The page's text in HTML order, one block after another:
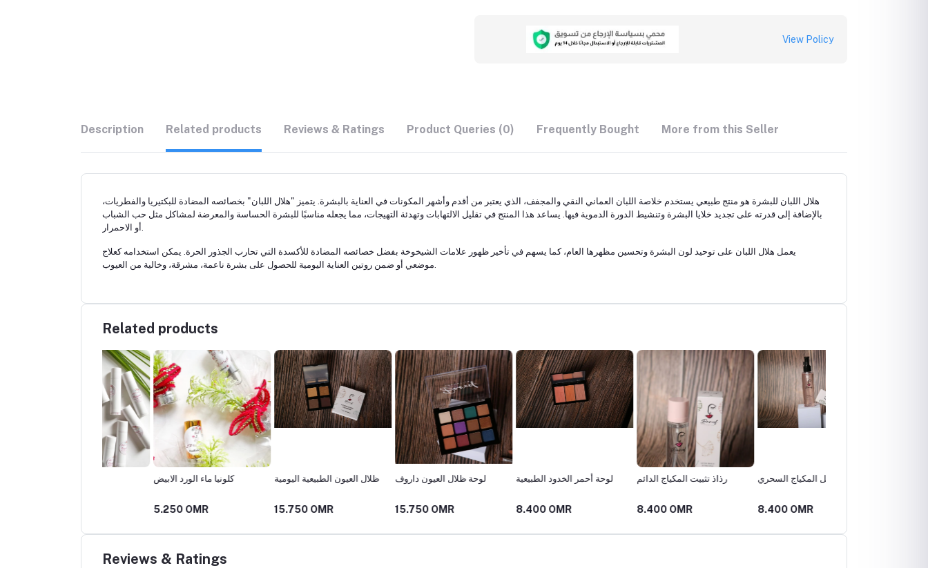
View Policy
Description Related products Reviews & Ratings Product Queries (0) Frequently Bought More from this Seller
هلال اللبان للبشرة هو منتج طبيعي يستخدم خلاصة اللبان العماني النقي والمجفف، الذي يعتبر من أقدم وأشهر المكونات في العناية بالبشرة. يتميز "هلال اللبان" بخصائصه المضادة للبكتيريا والفطريات،
بالإضافة إلى قدرته على تجديد خلايا البشرة وتنشيط الدورة الدموية فيها. يساعد هذا المنتج في تقليل الالتهابات وتهدئة التهيجات، مما يجعله مناسبًا للبشرة الحساسة والمعرضة لمشاكل مثل حب الشباب
أو الاحمرار.
يعمل هلال اللبان على توحيد لون البشرة وتحسين مظهرها العام، كما يسهم في تأخير ظهور علامات الشيخوخة بفضل خصائصه المضادة للأكسدة التي تحارب الجذور الحرة. يمكن استخدامه كعلاج
موضعي أو ضمن روتين العناية اليومية للحصول على بشرة ناعمة، مشرقة، وخالية من العيوب.
Related products
كلونيا ماء الورد الابيض
5.250 OMR
ظلال العيون الطبيعية اليومية
15.750 OMR
لوحة ظلال العيون داروف
15.750 OMR
لوحة أحمر الخدود الطبيعية
8.400 OMR
رذاذ تثبيت المكياج الدائم
8.400 OMR
مزيل المكياج السحري
8.400 OMR
Reviews & Ratings